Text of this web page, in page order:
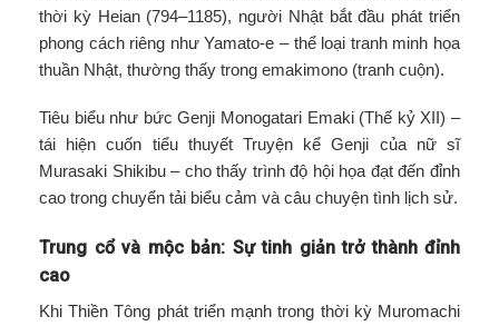
thời kỳ Heian (794–1185), người Nhật bắt đầu phát triển
phong cách riêng như Yamato-e – thể loại tranh minh họa
thuần Nhật, thường thấy trong emakimono (tranh cuộn).
Tiêu biểu như bức Genji Monogatari Emaki (Thế kỷ XII) –
tái hiện cuốn tiểu thuyết Truyện kể Genji của nữ sĩ
Murasaki Shikibu – cho thấy trình độ hội họa đạt đến đỉnh
cao trong chuyển tải biểu cảm và câu chuyện tình lịch sử.
Trung cổ và mộc bản: Sự tinh giản trở thành đỉnh
cao
Khi Thiền Tông phát triển mạnh trong thời kỳ Muromachi